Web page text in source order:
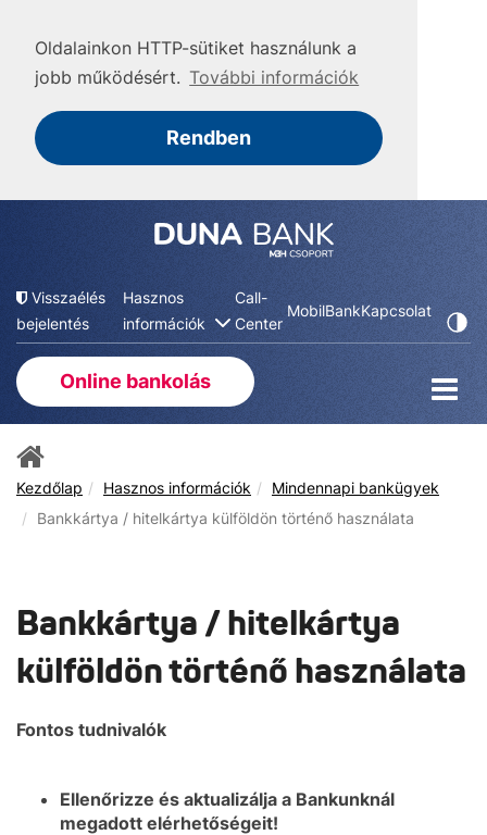
Oldalainkon HTTP-sütiket használunk a
jobb működésért. További információk
Rendben
Visszaélés
bejelentés
Hasznos
információk
Call-
Center
MobilBankKapcsolat
Online bankolás
Kezdőlap Hasznos információk
Mindennapi bankügyek
Bankkártya / hitelkártya külföldön történő használata
Bankkártya / hitelkártya
külföldön történő használata
Fontos tudnivalók
Ellenőrizze és aktualizálja a Bankunknál
megadott elérhetőségeit!